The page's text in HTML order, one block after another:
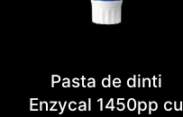
Pasta de dinti
Enzycal 1450pp cu